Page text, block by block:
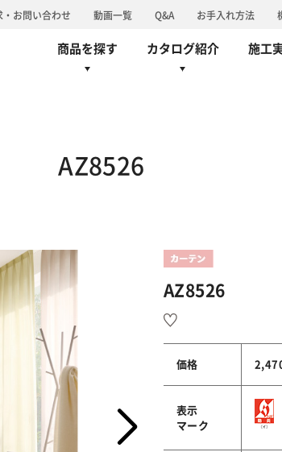
・お問い合わせ 動画一覧 Q&A お手入れ方法
商品を探す カタログ紹介 施工
カーペット 椅子張 旧カタログ
シンコールブランド グループ情報/体
AZ8526
AZ8526
価格
表示
マーク